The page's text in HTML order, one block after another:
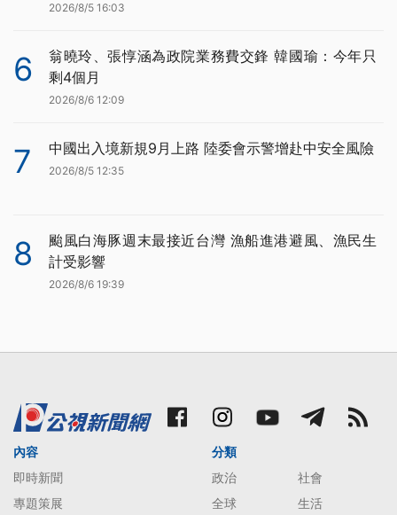
2026/8/5 16:03
6
翁曉玲、張惇涵為政院業務費交鋒 韓國瑜：今年只
剩4個月
2026/8/6 12:09
7 中國出入境新規9月上路 陸委會示警增赴中安全風險
2026/8/5 12:35
8
颱風白海豚週末最接近台灣 漁船進港避風、漁民生
計受影響
2026/8/6 19:39
內容
即時新聞
專題策展
分類
政治
社會
全球
生活